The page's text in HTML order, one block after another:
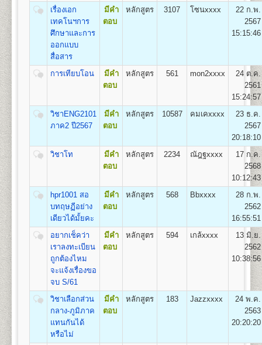
คณะวิศวกรรมศาสตร์
เปิดสอนระดับปริญญาตรี
ชื่อปริญญา
Engineering (B.Eng.)
เปิดสอน5สาขาวิชาคือ
1.สาขาวิชาวิศวกรรมโยธา
3.สาขาวิชาวิศวกรรมพลังงาน
4.สาขาวิชาวิศวกรรมคอมพิวเตอร์
คณะศิลปกรรมศาสตร์
หน่วยกิต
ชื่อปริญญาศิลปกรรมศาสตรบัณฑิต (ศป.บ) Bachelor of
Fine and Applied Arts(B.F.A.)
เปิดสอน3สาขาวิชา
1.สาขาวิชานาฏกรรมไทย
2.สาขาวิชาดนตรีไทย
3.สาขาวิชาดนตรีไทยสมัยนิยม
คณะทัศนมาตรศาสตร์
เปิดสอนระดับปริญญาตรี
หน่วยกิต
1.หลักสูตร 6 ปี สำหรับผู้ที่จบมัธยมศึกษาปีที่ 6 โดยเริ่ม
สูตรการชำระเงินสำหรับผู้เข้าศึกษาราย
กระบวนวิชา (PRE-DEGREE)
จำนวน
หน่วยกิต
ค่า
หน่วยกิต
(บาท)
(บาท)
แรกเข้า
ศึกษา
ตัว
เข้า
ศึกษา
ข่าว
รามฯ
(บาท)
2,050
2 100 500
2,100
3 150 500 800 100 500 100
2,150
2,200
5 250 500 800 100 500 100
2,250
6 300
2,300
7 350 500
2,350
8 400
9 450 500 800 100 500 100
2,450
500
2,500
11 550 500 800 100 500 100
เรื่องเอก
เทคโนฯการ
ศึกษาและการ
ออกแบบ
สื่อสาร
มีคำ
ตอบ
หลักสูตร 3107 โซนxxxx
22 ก.พ.
2567
15:15:46
การเทียบโอน
มีคำ
ตอบ
หลักสูตร 561 mon2xxxx
24 ต.ค.
2561
15:24:57
วิชาENG2101
ภาค2 ปี2567
มีคำ
ตอบ
หลักสูตร 10587 คมเคxxxx
23 ธ.ค.
2567
20:18:10
วิชาโท
มีคำ
ตอบ
หลักสูตร 2234 ณัฎฐxxxx
17 ก.ค.
2568
10:12:43
hpr1001 สอ
บทฤษฏีอย่าง
เดียวได้มั้ยคะ
มีคำ
ตอบ
หลักสูตร 568 Bbxxxx
28 ก.พ.
2562
16:55:51
อยากเช็คว่า
เราลงทะเบียน
ถูกต้องไหม
จะแจ้งเรื่องขอ
จบ S/61
มีคำ
ตอบ
หลักสูตร 594 เกล้xxxx
13 มิ.ย.
2562
10:38:56
วิชาเลือกส่วน
กลาง-ภูมิภาค
แทนกันได้
หรือไม่
มีคำ
ตอบ
หลักสูตร 183 Jazzxxxx
24 พ.ค.
2563
20:20:20